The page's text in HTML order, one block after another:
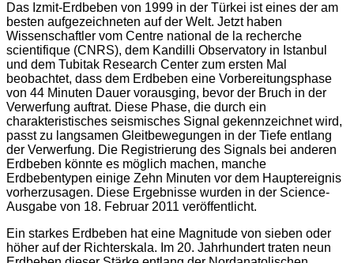
Das Izmit-Erdbeben von 1999 in der Türkei ist eines der am
besten aufgezeichneten auf der Welt. Jetzt haben
Wissenschaftler vom Centre national de la recherche
scientifique (CNRS), dem Kandilli Observatory in Istanbul
und dem Tubitak Research Center zum ersten Mal
beobachtet, dass dem Erdbeben eine Vorbereitungsphase
von 44 Minuten Dauer vorausging, bevor der Bruch in der
Verwerfung auftrat. Diese Phase, die durch ein
charakteristisches seismisches Signal gekennzeichnet wird,
passt zu langsamen Gleitbewegungen in der Tiefe entlang
der Verwerfung. Die Registrierung des Signals bei anderen
Erdbeben könnte es möglich machen, manche
Erdbebentypen einige Zehn Minuten vor dem Hauptereignis
vorherzusagen. Diese Ergebnisse wurden in der Science-
Ausgabe von 18. Februar 2011 veröffentlicht.
Ein starkes Erdbeben hat eine Magnitude von sieben oder
höher auf der Richterskala. Im 20. Jahrhundert traten neun